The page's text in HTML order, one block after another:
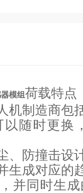
模组荷载特点
机制造商包
随时更换
、防撞击设
生成对应的
并同时生